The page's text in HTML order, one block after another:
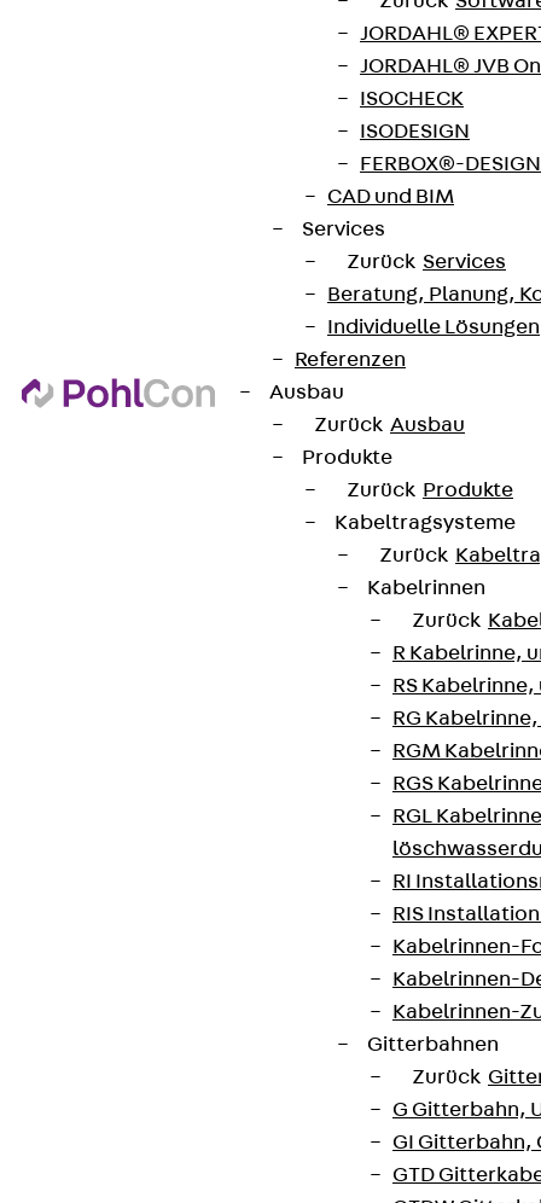
JORDAHL®
JORDAHL® JVB
ISOCHECK
ISODESIGN
FERBOX®-
CAD und BIM
Services
Zurück Services
Beratung, Planung,
Individuelle Lösungen
Referenzen
Ausbau
Zurück Ausbau
Produkte
Zurück Produkte
Kabeltragsysteme
Zurück
Kabelrinnen
Zurück
R Kabelrinne,
RS
RG
RGM
RGS
RGL
RI
RIS
Kabelrinnen-
Kabelrinnen-
Kabelrinnen-
Gitterbahnen
Zurück
G Gitterbahn,
GI Gitterbahn,
GTD